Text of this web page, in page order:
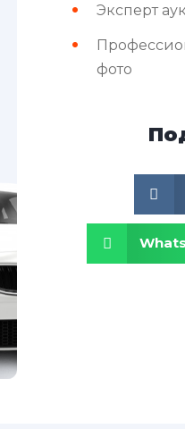
Эксперт
фото